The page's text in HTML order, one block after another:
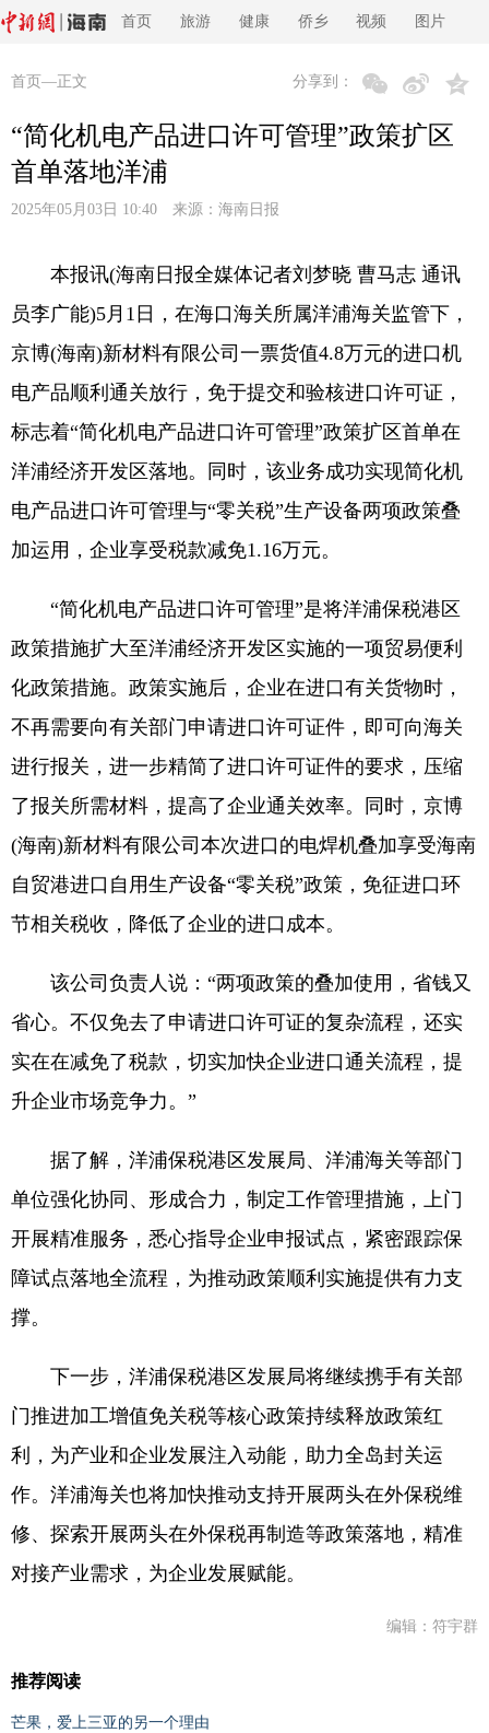
首页 旅游 健康 侨乡 视频 图片
首页 —正文 分享到：
“简化机电产品进口许可管理”政策扩区
首单落地洋浦
2025年05月03日 10:40 来源： 海南日报
本报讯(海南日报全媒体记者刘梦晓 曹马志 通讯
员李广能)5月1日，在海口海关所属洋浦海关监管下，
京博(海南)新材料有限公司一票货值4.8万元的进口机
电产品顺利通关放行，免于提交和验核进口许可证，
标志着“简化机电产品进口许可管理”政策扩区首单在
洋浦经济开发区落地。同时，该业务成功实现简化机
电产品进口许可管理与“零关税”生产设备两项政策叠
加运用，企业享受税款减免1.16万元。
“简化机电产品进口许可管理”是将洋浦保税港区
政策措施扩大至洋浦经济开发区实施的一项贸易便利
化政策措施。政策实施后，企业在进口有关货物时，
不再需要向有关部门申请进口许可证件，即可向海关
进行报关，进一步精简了进口许可证件的要求，压缩
了报关所需材料，提高了企业通关效率。同时，京博
(海南)新材料有限公司本次进口的电焊机叠加享受海南
自贸港进口自用生产设备“零关税”政策，免征进口环
节相关税收，降低了企业的进口成本。
该公司负责人说：“两项政策的叠加使用，省钱又
省心。不仅免去了申请进口许可证的复杂流程，还实
实在在减免了税款，切实加快企业进口通关流程，提
升企业市场竞争力。”
据了解，洋浦保税港区发展局、洋浦海关等部门
单位强化协同、形成合力，制定工作管理措施，上门
开展精准服务，悉心指导企业申报试点，紧密跟踪保
障试点落地全流程，为推动政策顺利实施提供有力支
撑。
下一步，洋浦保税港区发展局将继续携手有关部
门推进加工增值免关税等核心政策持续释放政策红
利，为产业和企业发展注入动能，助力全岛封关运
作。洋浦海关也将加快推动支持开展两头在外保税维
修、探索开展两头在外保税再制造等政策落地，精准
对接产业需求，为企业发展赋能。
编辑：符宇群
推荐阅读
芒果，爱上三亚的另一个理由